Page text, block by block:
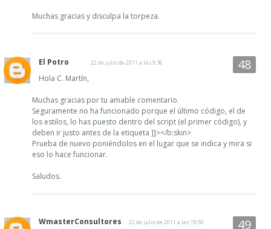
Muchas gracias y disculpa la torpeza.
El Potro 22 de julio de 2011 a las 9:36
Hola C. Martín,
Muchas gracias por tu amable comentario.
Seguramente no ha funcionado porque el último código, el de
los estilos, lo has puesto dentro del script (el primer código), y
deben ir justo antes de la etiqueta ]]></b:skin>
Prueba de nuevo poniéndolos en el lugar que se indica y mira si
eso lo hace funcionar.
Saludos.
WmasterConsultores 22 de julio de 2011 a las 18:50